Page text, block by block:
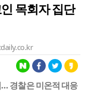
목회자 집단
경찰은 미온적 대응